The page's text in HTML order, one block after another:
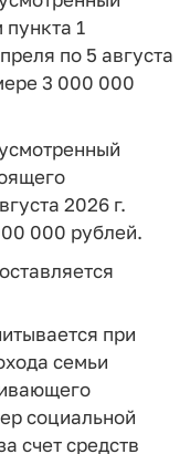
1
по 5 августа
3 000 000
2026 г.
000 рублей.
при
семьи
социальной
счет средств